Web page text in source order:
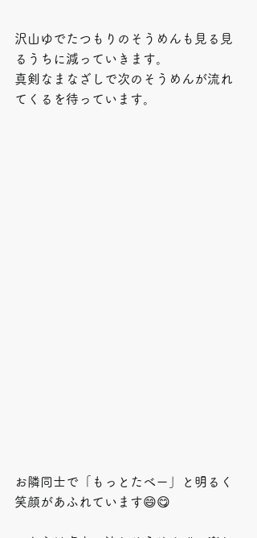
沢山ゆでたつもりのそうめんも見る見
るうちに減っていきます。
真剣なまなざしで次のそうめんが流れ
てくるを待っています。
お隣同士で「もっとたべー」と明るく
笑顔があふれています😄😋